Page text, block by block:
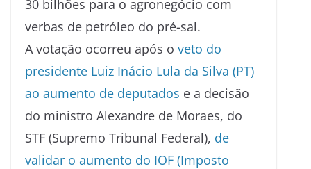
30 bilhões para o agronegócio com
verbas de petróleo do pré-sal.
A votação ocorreu após o veto do
presidente Luiz Inácio Lula da Silva (PT)
ao aumento de deputados e a decisão
do ministro Alexandre de Moraes, do
STF (Supremo Tribunal Federal), de
validar o aumento do IOF (Imposto